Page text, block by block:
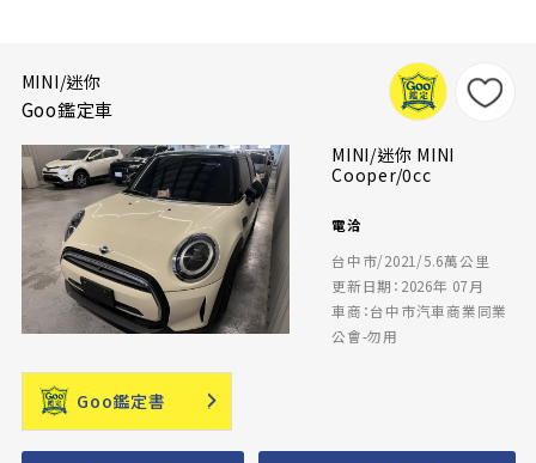
MINI/迷你
Goo鑑定車
MINI/迷你 MINI
Cooper/0cc
電洽
台中市/2021/5.6萬公里
更新日期：2026年 07月
車商：台中市汽車商業同業
公會-勿用
Goo鑑定書